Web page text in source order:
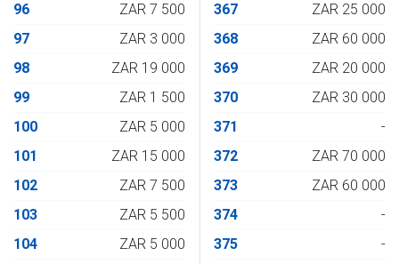
96
ZAR 7 500
97
ZAR 3 000
98
ZAR 19 000
99
ZAR 1 500
100
ZAR 5 000
101
ZAR 15 000
102
ZAR 7 500
103
ZAR 5 500
104
ZAR 5 000
367
ZAR 25 000
368
ZAR 60 000
369
ZAR 20 000
370
ZAR 30 000
371
-
372
ZAR 70 000
373
ZAR 60 000
374
-
375
-